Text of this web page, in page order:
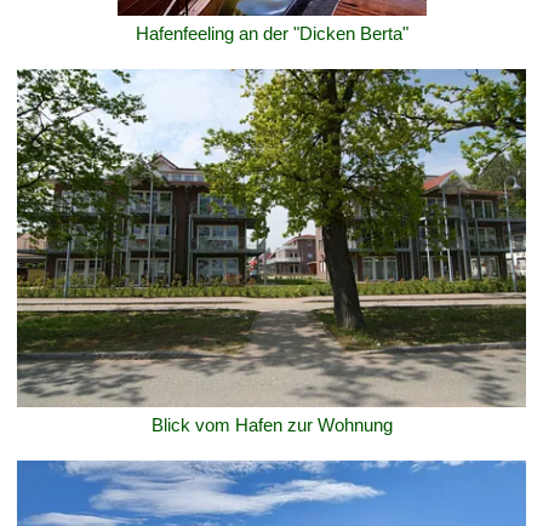
Hafenfeeling an der "Dicken Berta"
Blick vom Hafen zur Wohnung